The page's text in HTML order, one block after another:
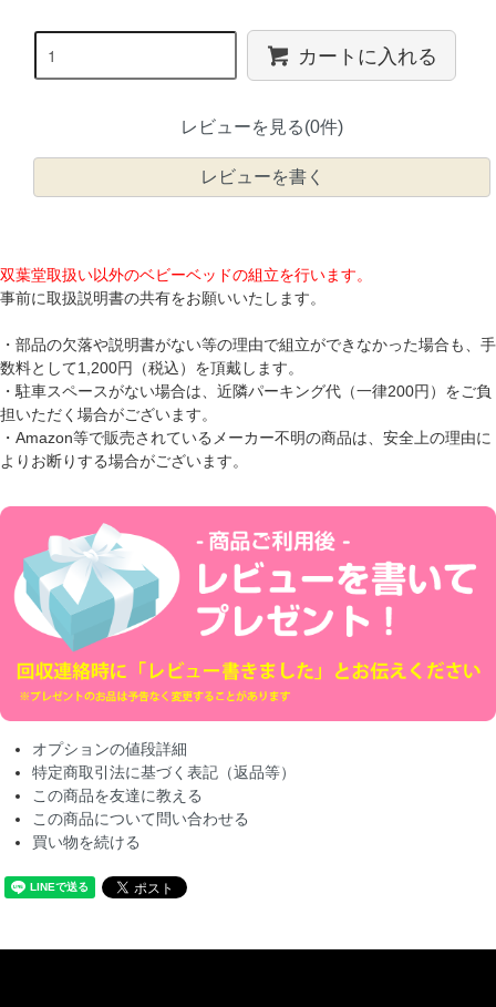
カートに入れる
レビューを見る(0件)
レビューを書く
双葉堂取扱い以外のベビーベッドの組立を行います。
事前に取扱説明書の共有をお願いいたします。
・部品の欠落や説明書がない等の理由で組立ができなかった場合も、手
数料として1,200円（税込）を頂戴します。
・駐車スペースがない場合は、近隣パーキング代（一律200円）をご負
担いただく場合がございます。
・Amazon等で販売されているメーカー不明の商品は、安全上の理由に
よりお断りする場合がございます。
オプションの値段詳細
特定商取引法に基づく表記（返品等）
この商品を友達に教える
この商品について問い合わせる
買い物を続ける